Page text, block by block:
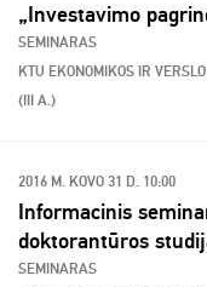
„Investavimo
SEMINARAS
KTU EKONOMIKOS IR
(III A.)
2016 M. KOVO 31 D. 10:00
Informacinis
doktorantūros
SEMINARAS